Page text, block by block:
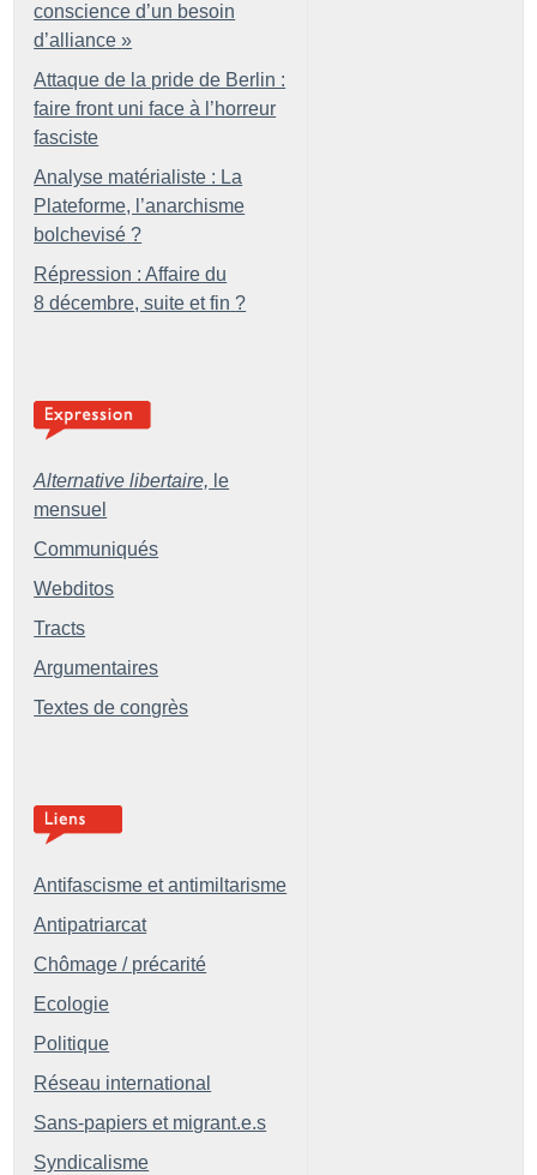
conscience d’un besoin
d’alliance »
Attaque de la pride de Berlin :
faire front uni face à l’horreur
fasciste
Analyse matérialiste : La
Plateforme, l’anarchisme
bolchevisé ?
Répression : Affaire du
8 décembre, suite et fin ?
Alternative libertaire, le
mensuel
Communiqués
Webditos
Tracts
Argumentaires
Textes de congrès
Antifascisme et antimiltarisme
Antipatriarcat
Chômage / précarité
Ecologie
Politique
Réseau international
Sans-papiers et migrant.e.s
Syndicalisme